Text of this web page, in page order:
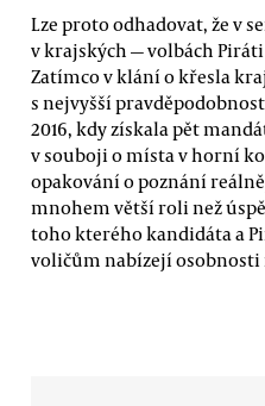
Lze proto odhadovat, že v
v krajských — volbách
Zatímco v klání o křesla
s nejvyšší
2016, kdy získala pět
v souboji o místa v horní
opakování o poznání
mnohem větší roli než
toho kterého kandidáta a
voličům nabízejí osobnosti